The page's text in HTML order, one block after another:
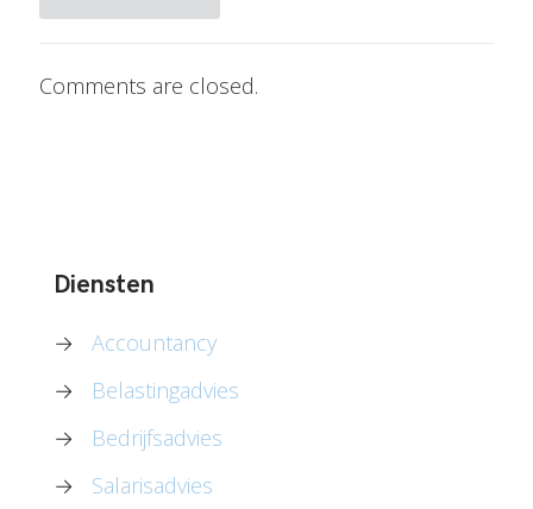
Comments are closed.
Diensten
→
Accountancy
→
Belastingadvies
→
Bedrijfsadvies
→
Salarisadvies